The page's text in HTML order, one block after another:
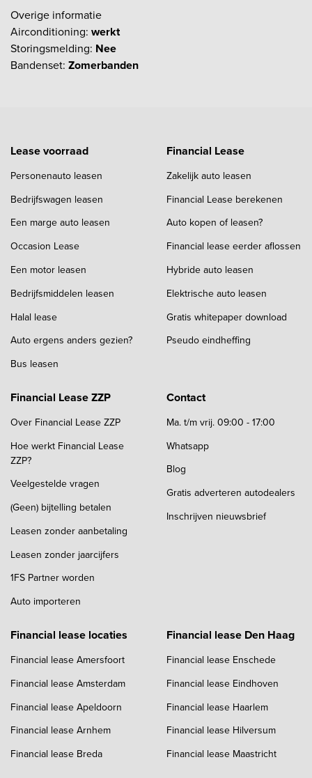
Overige informatie
Airconditioning: werkt
Storingsmelding: Nee
Bandenset: Zomerbanden
Lease voorraad
Personenauto leasen
Bedrijfswagen leasen
Een marge auto leasen
Occasion Lease
Een motor leasen
Bedrijfsmiddelen leasen
Halal lease
Auto ergens anders gezien?
Bus leasen
Financial Lease
Zakelijk auto leasen
Financial Lease berekenen
Auto kopen of leasen?
Financial lease eerder aflossen
Hybride auto leasen
Elektrische auto leasen
Gratis whitepaper download
Pseudo eindheffing
Financial Lease ZZP
Over Financial Lease ZZP
Hoe werkt Financial Lease
ZZP?
Veelgestelde vragen
(Geen) bijtelling betalen
Leasen zonder aanbetaling
Leasen zonder jaarcijfers
1FS Partner worden
Auto importeren
Contact
Ma. t/m vrij. 09:00 - 17:00
Whatsapp
Blog
Gratis adverteren autodealers
Inschrijven nieuwsbrief
Financial lease locaties
Financial lease Amersfoort
Financial lease Amsterdam
Financial lease Apeldoorn
Financial lease Arnhem
Financial lease Breda
Financial lease Den Haag
Financial lease Enschede
Financial lease Eindhoven
Financial lease Haarlem
Financial lease Hilversum
Financial lease Maastricht